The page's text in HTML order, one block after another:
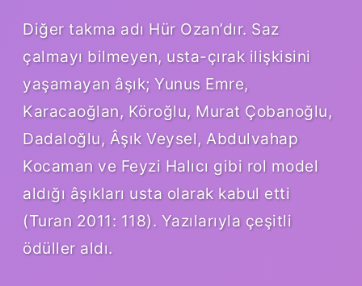
Diğer takma adı Hür Ozan’dır. Saz
çalmayı bilmeyen, usta-çırak ilişkisini
yaşamayan âşık; Yunus Emre,
Karacaoğlan, Köroğlu, Murat Çobanoğlu,
Dadaloğlu, Âşık Veysel, Abdulvahap
Kocaman ve Feyzi Halıcı gibi rol model
aldığı âşıkları usta olarak kabul etti
(Turan 2011: 118). Yazılarıyla çeşitli
ödüller aldı.